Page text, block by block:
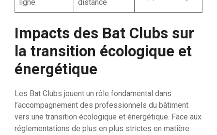
ligne
distance
Impacts des Bat Clubs sur
la transition écologique et
énergétique
Les Bat Clubs jouent un rôle fondamental dans
l’accompagnement des professionnels du bâtiment
vers une transition écologique et énergétique. Face aux
réglementations de plus en plus strictes en matière